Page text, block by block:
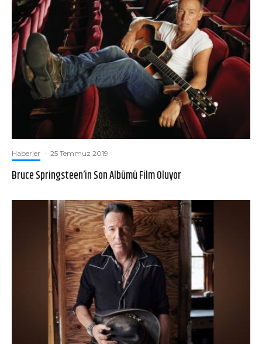
Haberler · 25 Temmuz 2019
Bruce Springsteen’in Son Albümü Film Oluyor